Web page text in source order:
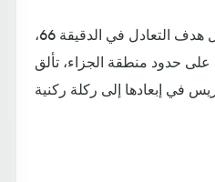
وحاول جوندوجان تسجيل هدف التعادل في الدقيقة 66،
حدود منطقة الجزاء، تألق